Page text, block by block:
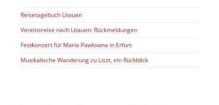
Reisetagebuch Litauen
Vereinsreise nach Litauen: Rückmeldungen
Festkonzert für Maria Pawlowna in Erfurt
Musikalische Wanderung zu Liszt, ein Rückblick